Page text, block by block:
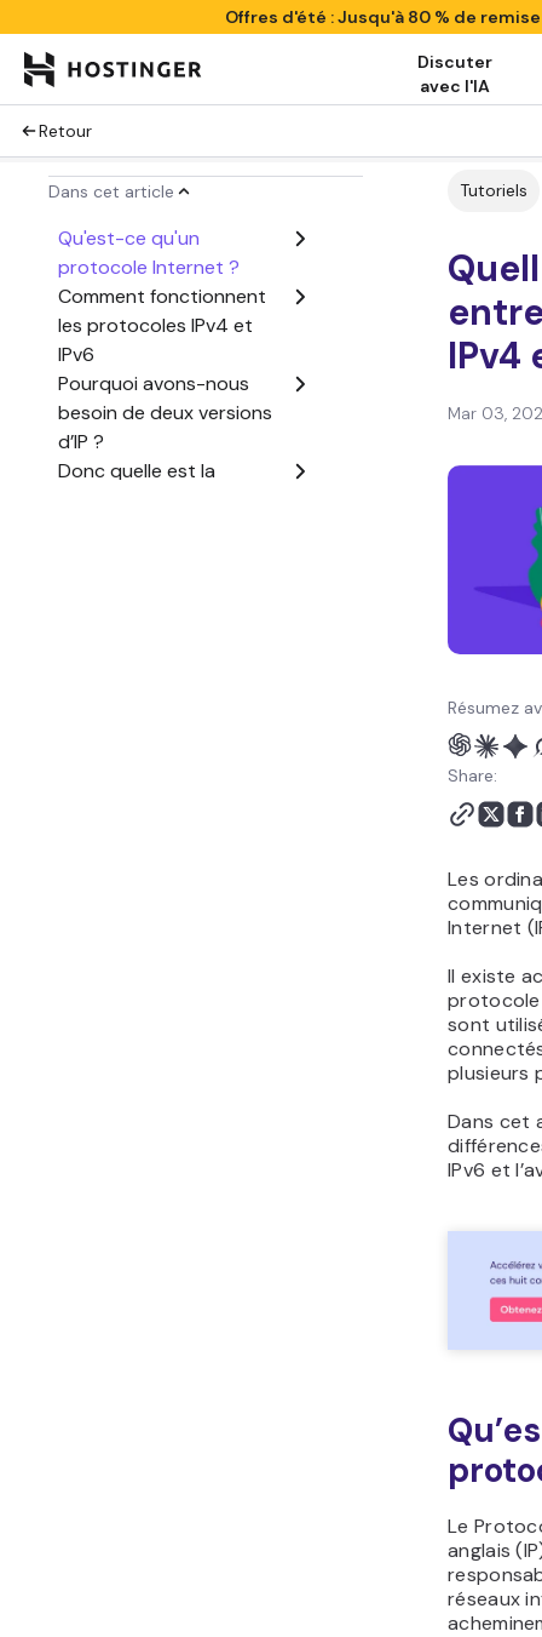
Offres d'été : Jusqu'à 80 % de
Discuter
avec l'IA
Retour
Dans cet article
Qu'est-ce qu'un
protocole Internet ?
Comment fonctionnent
les protocoles IPv4 et
IPv6
Pourquoi avons-nous
besoin de deux versions
d’IP ?
Donc quelle est la
Tutoriels
IPv4
Mar 03,
Résumez
Share:
Les
Internet
Il existe
protocole
sont
plusieurs
Dans cet
IPv6 et
Le
anglais
réseaux